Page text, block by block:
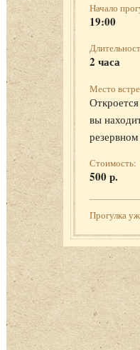
Начало
19:00
2 часа
Место
вы
Стоимость:
500 р.
Прогулка